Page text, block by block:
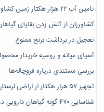
تامین آب ۲۲ هزار هکتار زمین کشاورزی از طریق سدهای خراسان شمالی
کشاورزان از آتش زدن بقایای
تعجیل در برداشت برنج ممنوع
آسیای میانه و روسیه خریدار
بررسی مستندی درباره فروچاله‌ها
تجهیز ۵۷ هزار هکتار از اراضی لرستان به سیستم آبیاری نوین
شناسایی ۴۷٠ گونه گیاهان دارویی در آذربایجان غربی